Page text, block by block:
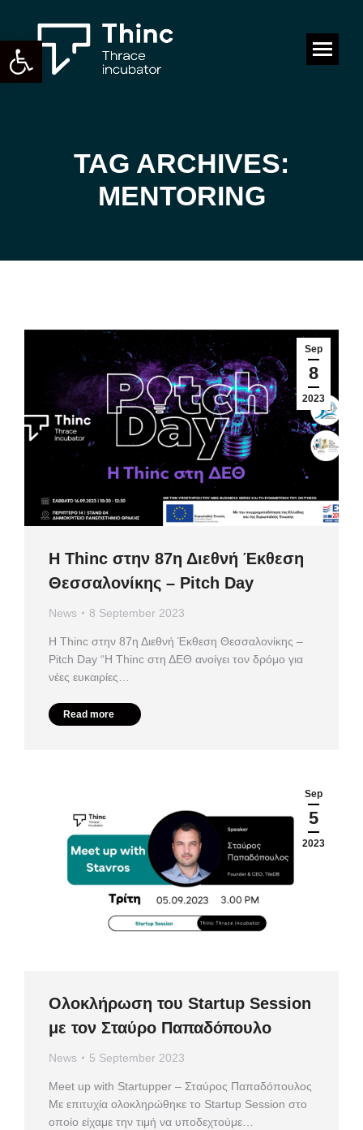
Open toolbar Search:
TAG ARCHIVES:
MENTORING
Sep
8
2023
Η Thinc στην 87η Διεθνή Έκθεση
Θεσσαλονίκης – Pitch Day
News 8 September 2023
Η Thinc στην 87η Διεθνή Έκθεση Θεσσαλονίκης –
Pitch Day “Η Thinc στη ΔΕΘ ανοίγει τον δρόμο για
νέες ευκαιρίες…
Read more
Sep
5
2023
Ολοκλήρωση του Startup Session
με τον Σταύρο Παπαδόπουλο
News 5 September 2023
Meet up with Startupper – Σταύρος Παπαδόπουλος
Με επιτυχία ολοκληρώθηκε το Startup Session στο
οποίο είχαμε την τιμή να υποδεχτούμε…